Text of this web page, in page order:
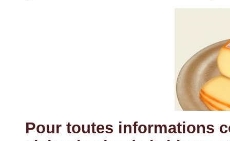
Pour toutes informations